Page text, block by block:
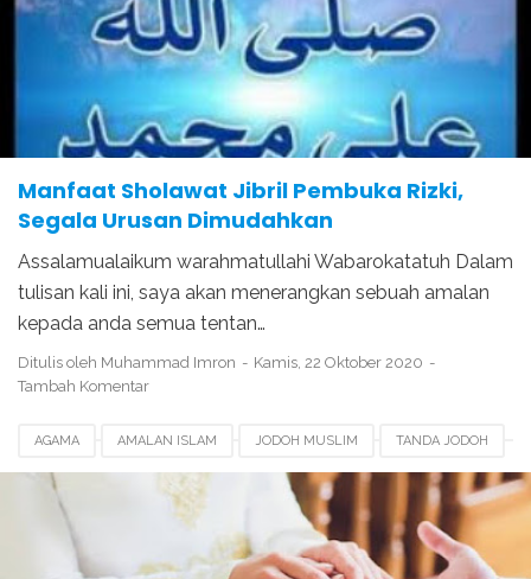
Manfaat Sholawat Jibril Pembuka Rizki,
Segala Urusan Dimudahkan
Assalamualaikum warahmatullahi Wabarokatatuh Dalam
tulisan kali ini, saya akan menerangkan sebuah amalan
kepada anda semua tentan…
Ditulis oleh Muhammad Imron
Kamis, 22 Oktober 2020
Tambah Komentar
AGAMA AMALAN ISLAM JODOH MUSLIM TANDA JODOH